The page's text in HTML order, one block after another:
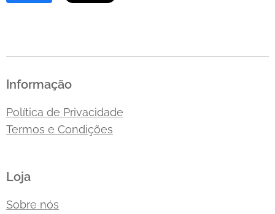
Informação
Política de Privacidade
Termos e Condições
Loja
Sobre nós